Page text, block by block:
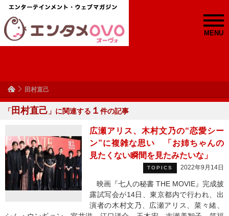
MENU
田村直己
「 田村直己 」に関連する １ 件の記事
広瀬アリス、木村文乃の“恋愛シー
ン”に複雑な思い 「お姉ちゃんの
見たくない瞬間を見たみたいな」
TOPICS 2022年9月14日
映画『七人の秘書 THE MOVIE』完成披
露試写会が14日、東京都内で行われ、出
演者の木村文乃、広瀬アリス、菜々緒、